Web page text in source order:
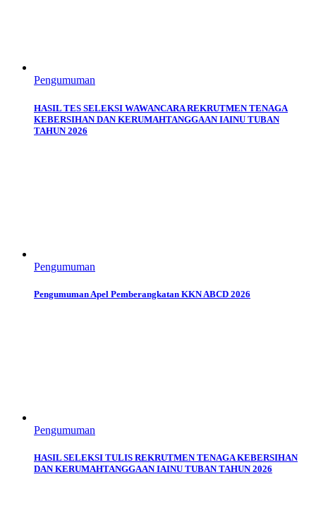
Pengumuman
HASIL TES SELEKSI WAWANCARA REKRUTMEN TENAGA
KEBERSIHAN DAN KERUMAHTANGGAAN IAINU TUBAN
TAHUN 2026
Pengumuman
Pengumuman Apel Pemberangkatan KKN ABCD 2026
Pengumuman
HASIL SELEKSI TULIS REKRUTMEN TENAGA KEBERSIHAN
DAN KERUMAHTANGGAAN IAINU TUBAN TAHUN 2026